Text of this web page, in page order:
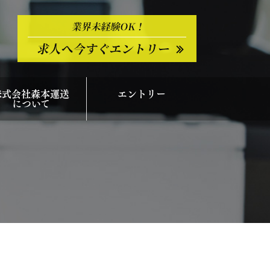
式会社森本運送
について
エントリー